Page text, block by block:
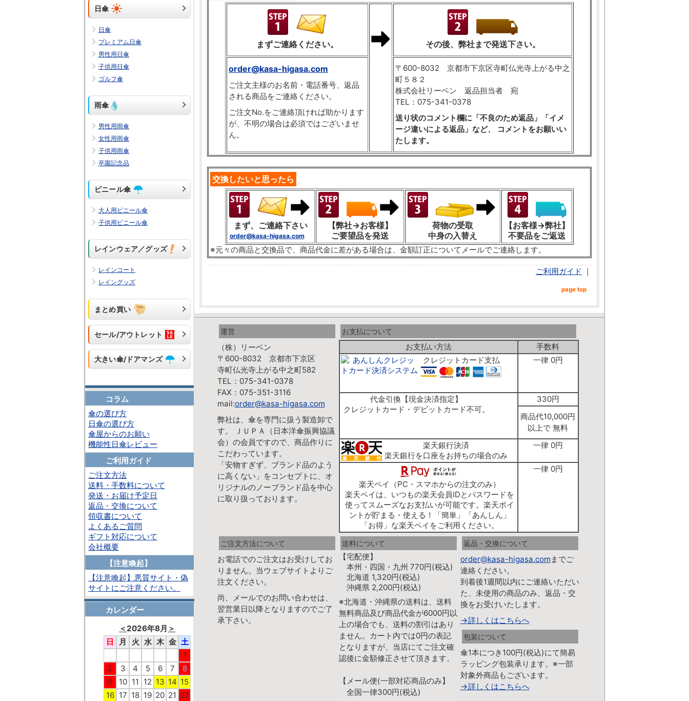
日傘
日傘
プレミアム日傘
男性用日傘
子供用日傘
ゴルフ傘
雨傘
男性用雨傘
女性用雨傘
子供用雨傘
卒園記念品
ビニール傘
大人用ビニール傘
子供用ビニール傘
レインウェア／グッズ
レインコート
レイングッズ
まとめ買い
セール/アウトレット
大きい傘/ドアマンズ
コラム
傘の選び方
日傘の選び方
傘屋からのお願い
機能性日傘レビュー
ご利用ガイド
ご注文方法
送料・手数料について
発送・お届け予定日
返品・交換について
領収書について
よくあるご質問
ギフト対応について
会社概要
【注意喚起】
【注意喚起】悪質サイト・偽
サイトにご注意ください。
カレンダー
＜ 2026年8月 ＞
日
月 火 水 木 金 土
1
2
3 4 5 6 7
8
9
10 11 12 13 14 15
16 17 18 19 20 21 22
まずご連絡ください。 その後、弊社まで発送下さい。
order@kasa-higasa.com
ご注文主様のお名前・電話番号、返品
される商品をご連絡ください。
ご注文No.をご連絡頂ければ助かります
が、不明の場合は必須ではございませ
ん。
〒600-8032 京都市下京区寺町仏光寺上がる中之
町５８２
株式会社リーベン 返品担当者 宛
TEL：075-341-0378
送り状のコメント欄に「不良のため返品」「イメ
ージ違いによる返品」など、 コメントをお願いい
たします。
交換したいと思ったら
まず、ご連絡下さい
order@kasa-higasa.com
【弊社→お客様】
ご要望品を発送
荷物の受取
中身の入替え
【お客様→弊社】
不要品をご返送
※元々の商品と交換品で、商品代金に差がある場合は、金額訂正についてメールでご連絡します。
ご利用ガイド ｜
page top
運営
（株）リーベン
〒600-8032 京都市下京区
寺町仏光寺上がる中之町582
TEL：075-341-0378
FAX：075-351-3116
mail:order@kasa-higasa.com
弊社は、傘を専門に扱う製造卸で
す。 ＪＵＰＡ（日本洋傘振興協議
会）の会員ですので、商品作りに
こだわっています。
「安物すぎず、ブランド品のよう
に高くない」をコンセプトに、オ
リジナルのノーブランド品を中心
に取り扱っております。
お支払について
お支払い方法
手数料
クレジットカード支払
一律 0円
代金引換【現金決済指定】
クレジットカード・デビットカード不可。
330円
商品代10,000円
以上で 無料
楽天銀行決済
楽天銀行を口座をお持ちの場合のみ
一律 0円
楽天ペイ（PC・スマホからの注文のみ）
楽天ペイは、いつもの楽天会員IDとパスワードを
使ってスムーズなお支払いが可能です。楽天ポイ
ントが貯まる・使える！「簡単」「あんしん」
「お得」な楽天ペイをご利用ください。
一律 0円
ご注文方法について
お電話でのご注文はお受けしてお
りません。当ウェブサイトよりご
注文ください。
尚、メールでのお問い合わせは、
翌営業日以降となりますのでご了
承下さい。
送料について
【宅配便】
本州・四国・九州 770円(税込)
北海道 1,320円(税込)
沖縄県 2,200円(税込)
※北海道・沖縄県の送料は、送料
無料商品及び商品代金が6000円以
上の場合でも、送料の割引はあり
ません。カート内では0円の表記
となりますが、当店にてご注文確
認後に金額修正させて頂きます。
【メール便(一部対応商品のみ】
全国一律300円(税込)
返品・交換について
order@kasa-higasa.com までご
連絡ください。
到着後1週間以内にご連絡いただい
た、未使用の商品のみ、返品・交
換をお受けいたします。
→詳しくはこちらへ
包装について
傘1本につき100円(税込)にて簡易
ラッピング包装承ります。※一部
対象外商品もございます。
→詳しくはこちらへ